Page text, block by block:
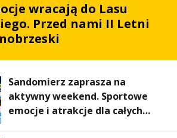
wracają do Lasu
Przed nami II Letni
Sandomierz zaprasza na
aktywny weekend. Sportowe
emocje i atrakcje dla całych